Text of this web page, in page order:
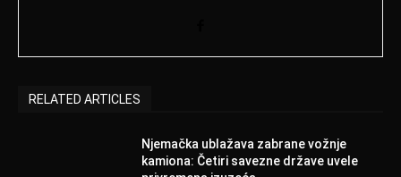
RELATED ARTICLES
Njemačka ublažava zabrane vožnje
kamiona: Četiri savezne države uvele